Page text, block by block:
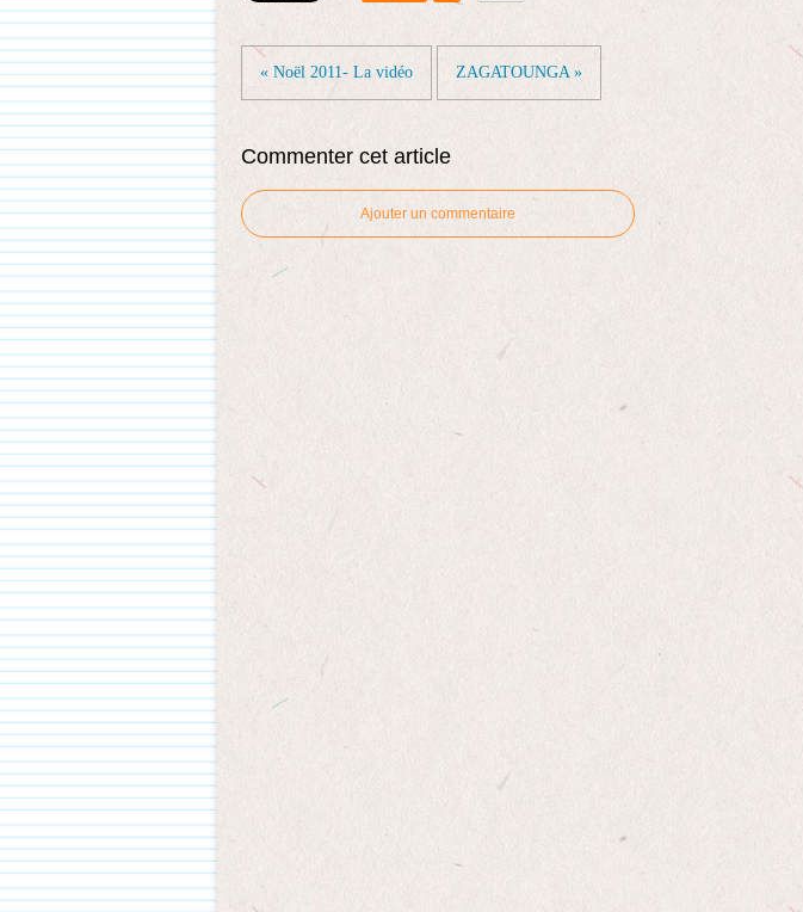
« Noël 2011- La vidéo ZAGATOUNGA »
Commenter cet article
Ajouter un commentaire